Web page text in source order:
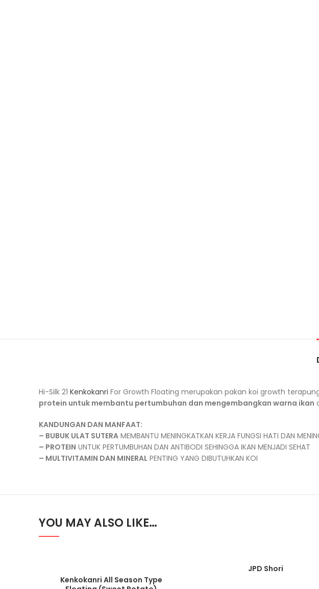
Hi-Silk 21 Kenkokanri For Growth Floating merupakan pakan koi growth
protein untuk membantu pertumbuhan dan mengembangkan warna ikan
KANDUNGAN DAN MANFAAT:
– BUBUK ULAT SUTERA MEMBANTU MENINGKATKAN KERJA FUNGSI HATI DAN
– PROTEIN UNTUK PERTUMBUHAN DAN ANTIBODI SEHINGGA IKAN MENJADI SEHAT
– MULTIVITAMIN DAN MINERAL PENTING YANG DIBUTUHKAN KOI
YOU MAY ALSO LIKE…
Kenkokanri All Season Type
JPD Shori